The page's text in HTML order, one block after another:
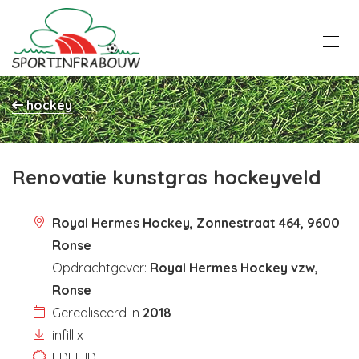
hockey
Renovatie kunstgras hockeyveld
Royal Hermes Hockey, Zonnestraat 464, 9600
Ronse
Opdrachtgever: Royal Hermes Hockey vzw,
Ronse
Gerealiseerd in 2018
infill x